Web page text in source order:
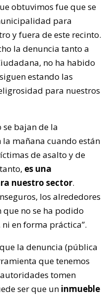
obtuvimos fue que se
para
y fuera de este recinto.
la denuncia tanto a
no ha habido
estando las
para nuestros
se bajan de la
la mañana cuando están
de asalto y de
es una
nuestro sector.
los alrededores
no se ha podido
en forma práctica”.
la denuncia (pública
que tenemos
tomen
ser que un inmueble